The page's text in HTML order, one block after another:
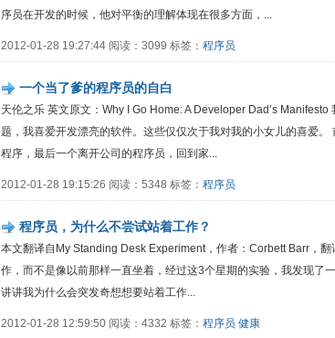
序员在开发的时候，他对平衡的理解体现在很多方面，...
2012-01-28 19:27:44 阅读：3099 标签： 程序员
一个当了爹的程序员的自白
天伦之乐 英文原文：Why I Go Home: A Developer Dad’s
题，我喜爱开发漂亮的软件。这些仅仅次于我对我的小女儿的喜爱
程序，最后一个离开公司的程序员，回到家...
2012-01-28 19:15:26 阅读：5348 标签： 程序员
程序员，为什么不尝试站着工作？
本文翻译自My Standing Desk Experiment，作者：Corbett Barr，
作，而不是像以前那样一直坐着，经过这3个星期的实验，我发现了
讲讲我为什么会突发奇想想要站着工作...
2012-01-28 12:59:50 阅读：4332 标签： 程序员 健康